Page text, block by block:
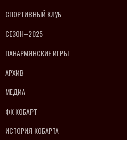
СПОРТИВНЫЙ КЛУБ
СЕЗОН–2025
ПАНАРМЯНСКИЕ ИГРЫ
АРХИВ
МЕДИА
ФК КОБАРТ
ИСТОРИЯ КОБАРТА